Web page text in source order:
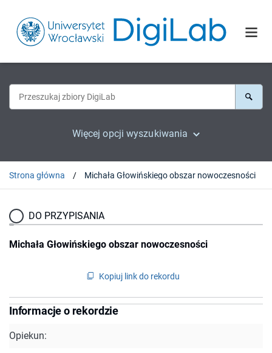
Więcej opcji wyszukiwania
Strona główna Michała Głowińskiego obszar nowoczesności
DO PRZYPISANIA
Michała Głowińskiego obszar nowoczesności
Kopiuj link do rekordu
Informacje o rekordzie
Opiekun: